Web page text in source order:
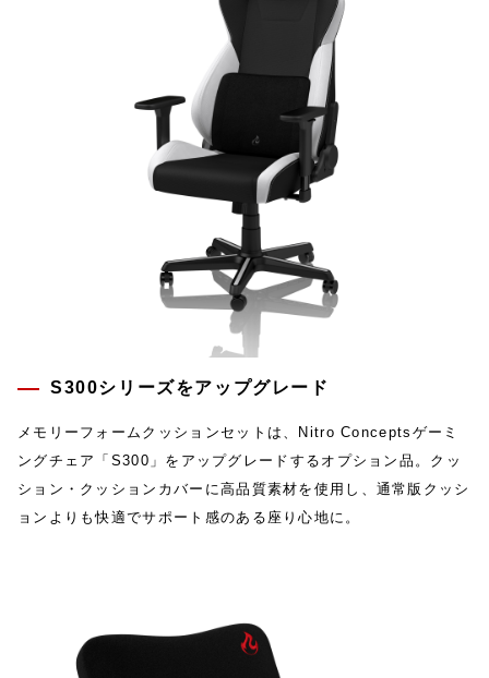
S300シリーズをアップグレード
メモリーフォームクッションセットは、Nitro Conceptsゲーミ
ングチェア「S300」をアップグレードするオプション品。クッ
ション・クッションカバーに高品質素材を使用し、通常版クッシ
ョンよりも快適でサポート感のある座り心地に。